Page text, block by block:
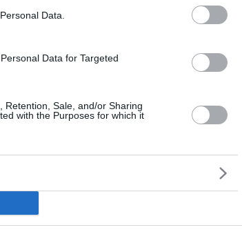
Data.
Data for Targeted
Retention, Sale, and/or Sharing
with the Purposes for which it
további mintegy 80
körültekintésre és türelemre van
és haladási módja eltér a
Honvédség kéri a közlekedők
veszélyes és tilos.
magas készenléti szintű,
települt Közép-Európai
A NATO Többnemzeti Dandár
nyolc ilyen formációnak,